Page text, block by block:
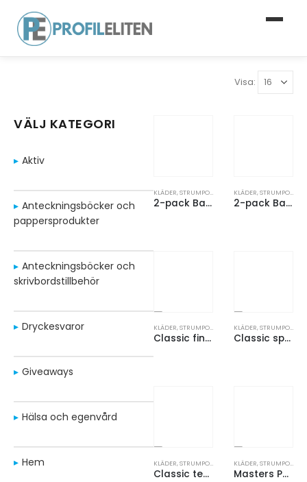
Visa:
VÄLJ KATEGORI
Aktiv
Anteckningsböcker och
pappersprodukter
Anteckningsböcker och
skrivbordstillbehör
Dryckesvaror
Giveaways
Hälsa och egenvård
Hem
KLÄDER,STRUMPOR UNDERDELAR
2-pack Bambu Sock Low
KLÄDER,STRUMPOR
2-pack Bambu Sock Mid
KLÄDER,STRUMPOR
Classic finstickad strumpa
KLÄDER,STRUMPOR
Classic sportstrumpa
KLÄDER,STRUMPOR
Classic tennisstrumpa PRO
KLÄDER,STRUMPOR
Masters PRO greppstrumpa